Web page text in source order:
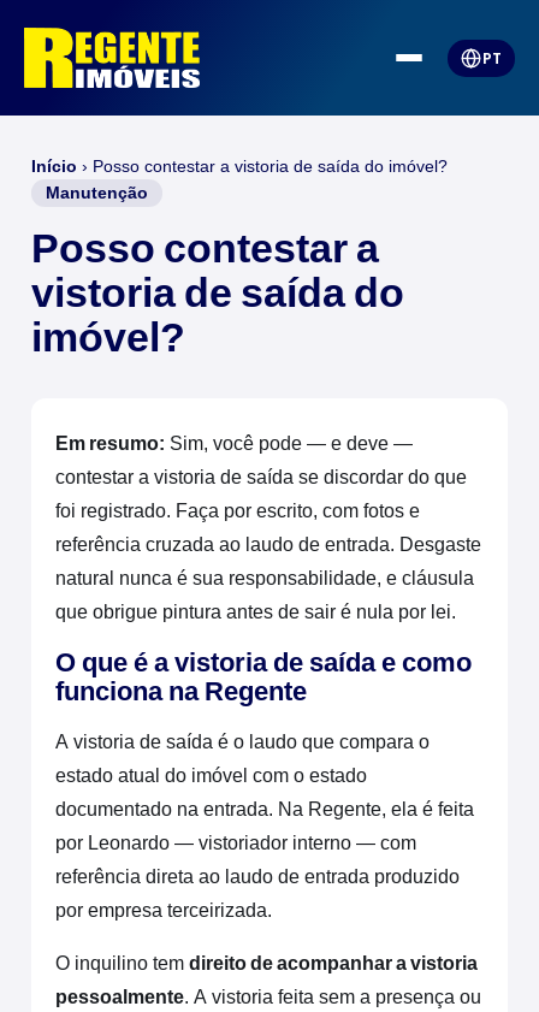
PT
Início › Posso contestar a vistoria de saída do imóvel?
Manutenção
Posso contestar a
vistoria de saída do
imóvel?
Em resumo: Sim, você pode — e deve —
contestar a vistoria de saída se discordar do que
foi registrado. Faça por escrito, com fotos e
referência cruzada ao laudo de entrada. Desgaste
natural nunca é sua responsabilidade, e cláusula
que obrigue pintura antes de sair é nula por lei.
O que é a vistoria de saída e como
funciona na Regente
A vistoria de saída é o laudo que compara o
estado atual do imóvel com o estado
documentado na entrada. Na Regente, ela é feita
por Leonardo — vistoriador interno — com
referência direta ao laudo de entrada produzido
por empresa terceirizada.
O inquilino temdireito de acompanhar a vistoria
pessoalmente. A vistoria feita sem a presença ou